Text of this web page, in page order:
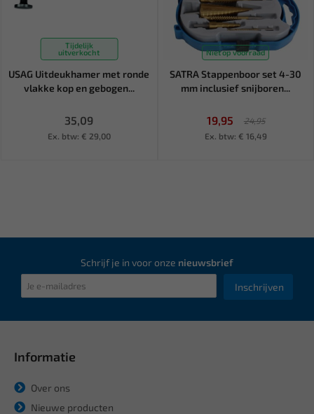
Tijdelijk
uitverkocht
USAG Uitdeukhamer met ronde
vlakke kop en gebogen...
35,09
Ex. btw: € 29,00
Niet op voorraad
SATRA Stappenboor set 4-30
mm inclusief snijboren...
19,95
24,95
Ex. btw: € 16,49
Schrijf je in voor onze nieuwsbrief
Inschrijven
Informatie
Over ons
Nieuwe producten